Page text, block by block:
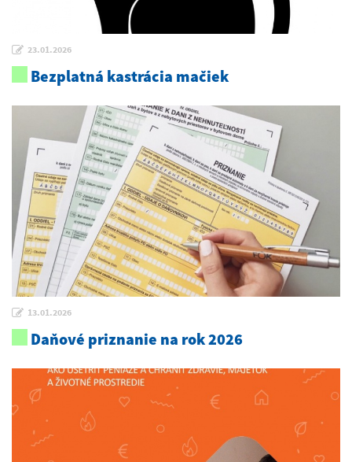
23.01.2026
Bezplatná kastrácia mačiek
13.01.2026
Daňové priznanie na rok 2026